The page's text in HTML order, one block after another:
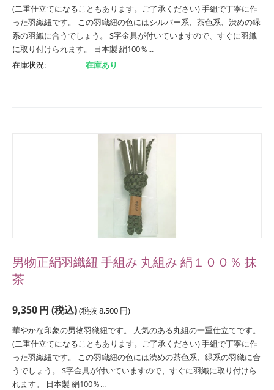
(二重仕立てになることもあります。ご了承ください) 手組で丁寧に作
った羽織紐です。 この羽織紐の色にはシルバー系、茶色系、渋めの緑
系の羽織に合うでしょう。 S字金具が付いていますので、すぐに羽織
に取り付けられます。 日本製 絹100％...
在庫状況:
在庫あり
男物正絹羽織紐 手組み 丸組み 絹１００％ 抹
茶
9,350円 (税込)(税抜 8,500 円)
華やかな印象の男物羽織紐です。 人気のある丸組の一重仕立てです。
(二重仕立てになることもあります。ご了承ください) 手組で丁寧に作
った羽織紐です。 この羽織紐の色には渋めの茶色系、緑系の羽織に合
うでしょう。 S字金具が付いていますので、すぐに羽織に取り付けら
れます。 日本製 絹100％...